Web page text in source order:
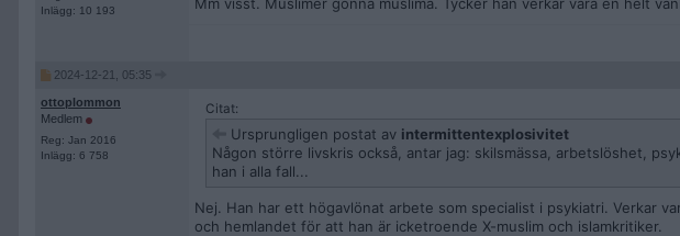
Inlägg: 10 193
2024-12-21, 05:35
ottoplommon
Medlem
Reg: Jan 2016
Inlägg: 6 758
Citat:
Ursprungligen postat av intermittentexplosivitet
Någon större livskris också, antar jag: skilsmässa, arbetslöshet,
han i alla fall...
Nej. Han har ett högavlönat arbete som specialist i psykiatri. Verkar
och hemlandet för att han är icketroende X-muslim och islamkritiker.